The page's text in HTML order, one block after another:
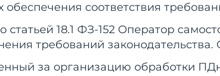
обеспечения соответствия
статьей 18.1 ФЗ-152 Оператор
требований
за организацию обработки